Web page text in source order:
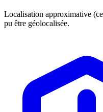
Localisation approximative
pu être géolocalisée.